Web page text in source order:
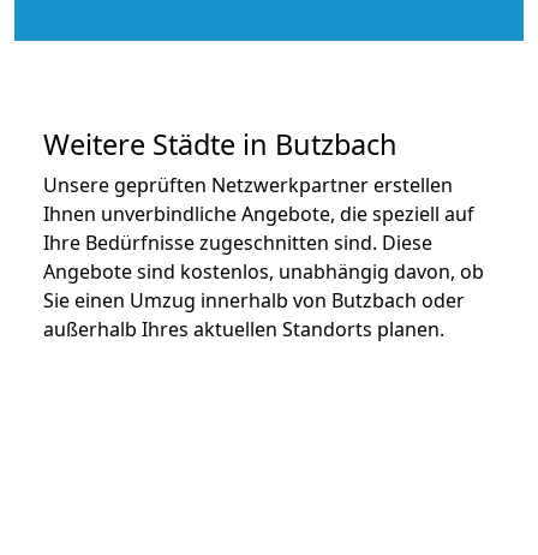
Weitere Städte in Butzbach
Unsere geprüften Netzwerkpartner erstellen
Ihnen unverbindliche Angebote, die speziell auf
Ihre Bedürfnisse zugeschnitten sind. Diese
Angebote sind kostenlos, unabhängig davon, ob
Sie einen Umzug innerhalb von Butzbach oder
außerhalb Ihres aktuellen Standorts planen.